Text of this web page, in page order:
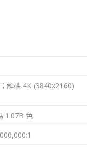
解碼 4K (3840x2160)
1.07B 色